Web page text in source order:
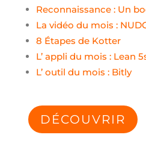
Reconnaissance : Un
La vidéo du mois :
8 Étapes de Kotter
L’ appli du mois : Lean
L’ outil du mois : Bitly
DÉCOUVRIR